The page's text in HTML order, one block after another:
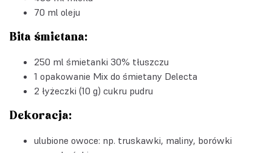
70 ml oleju
Bita śmietana:
250 ml śmietanki 30% tłuszczu
1 opakowanie Mix do śmietany Delecta
2 łyżeczki (10 g) cukru pudru
Dekoracja:
ulubione owoce: np. truskawki, maliny, borówki